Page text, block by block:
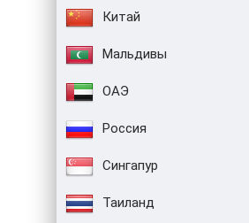
Китай
Мальдивы
ОАЭ
Россия
Сингапур
Таиланд